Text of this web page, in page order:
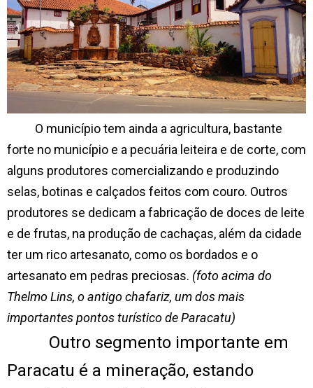
O município tem ainda a agricultura, bastante
forte no município e a pecuária leiteira e de corte, com
alguns produtores comercializando e produzindo
selas, botinas e calçados feitos com couro. Outros
produtores se dedicam a fabricação de doces de leite
e de frutas, na produção de cachaças, além da cidade
ter um rico artesanato, como os bordados e o
artesanato em pedras preciosas. (foto acima do
Thelmo Lins, o antigo chafariz, um dos mais
importantes pontos turístico de Paracatu)
Outro segmento importante em
Paracatu é a mineração, estando